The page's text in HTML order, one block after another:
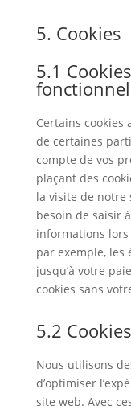
5. Cookies
5.1
Certains
de certaines
compte de vos
plaçant des
la visite de notre
besoin de saisir
informations
par exemple,
jusqu’à votre
cookies sans
5.2
Nous utilisons
d’optimiser
site web. Avec